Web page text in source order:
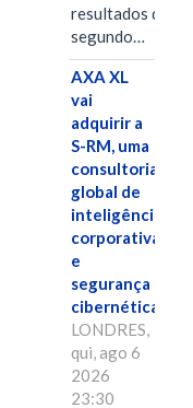
resultados do
segundo…
AXA XL
vai
adquirir a
S-RM, uma
consultoria
global de
inteligência
corporativa
e
segurança
cibernética
LONDRES,
qui, ago 6
2026
23:30